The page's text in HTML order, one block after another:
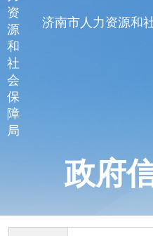
济南市人力资源和
政府